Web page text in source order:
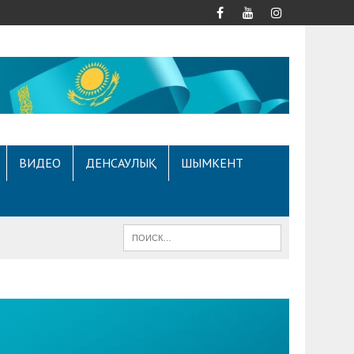
ВИДЕО ДЕНСАУЛЫҚ ШЫМКЕНТ